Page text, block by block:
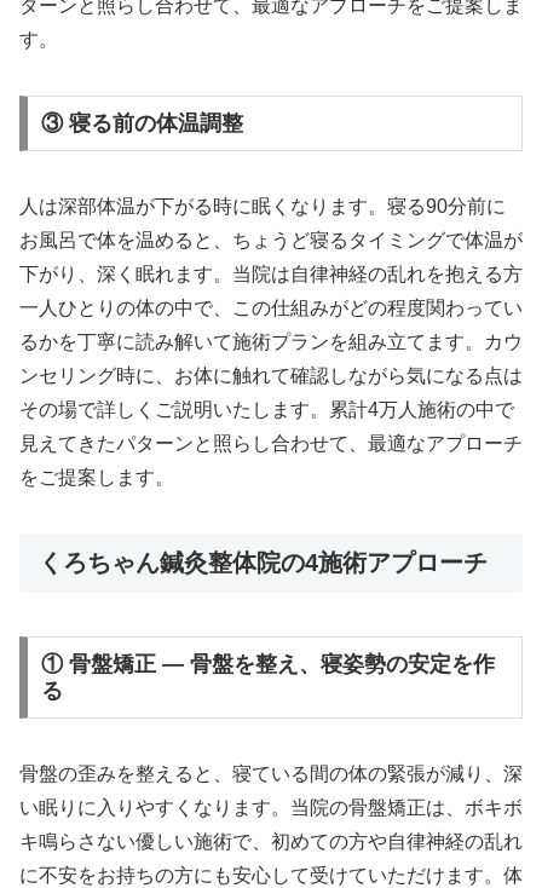
ターンと照らし合わせて、最適なアプローチをご提案しま
す。
③ 寝る前の体温調整
人は深部体温が下がる時に眠くなります。寝る90分前に
お風呂で体を温めると、ちょうど寝るタイミングで体温が
下がり、深く眠れます。当院は自律神経の乱れを抱える方
一人ひとりの体の中で、この仕組みがどの程度関わってい
るかを丁寧に読み解いて施術プランを組み立てます。カウ
ンセリング時に、お体に触れて確認しながら気になる点は
その場で詳しくご説明いたします。累計4万人施術の中で
見えてきたパターンと照らし合わせて、最適なアプローチ
をご提案します。
くろちゃん鍼灸整体院の4施術アプローチ
① 骨盤矯正 — 骨盤を整え、寝姿勢の安定を作
る
骨盤の歪みを整えると、寝ている間の体の緊張が減り、深
い眠りに入りやすくなります。当院の骨盤矯正は、ボキボ
キ鳴らさない優しい施術で、初めての方や自律神経の乱れ
に不安をお持ちの方にも安心して受けていただけます。体